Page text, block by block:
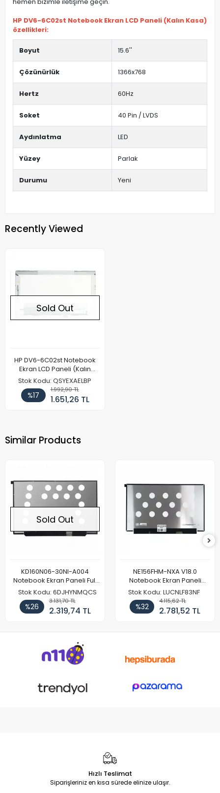
HP DV6-6C02st Notebook Ekran LCD Paneli (Kalın Kasa)
özellikleri:
Boyut 15.6''
Çözünürlük 1366x768
Hertz 60Hz
Soket 40 Pin / LVDS
Aydınlatma LED
Yüzey Parlak
Durumu Yeni
Recently Viewed
Sold Out
HP DV6-6C02st Notebook
Ekran LCD Paneli (Kalın
Kasa)
Stok Kodu: QSYEXAELBP
%17
1.992,90 TL
1.651,26 TL
Similar Products
Sold Out
KD160N06-30NI-A004
Notebook Ekran Paneli Full
HD
Stok Kodu: 6DJHYNMQCS
%26
3.131,70 TL
2.319,74 TL
NE156FHM-NXA V18.0
Notebook Ekran Paneli
144Hz
Stok Kodu: LUCNLF83NF
%32
4.115,62 TL
2.781,52 TL
Hızlı Teslimat
Siparişleriniz en kısa sürede elinize ulaşır.